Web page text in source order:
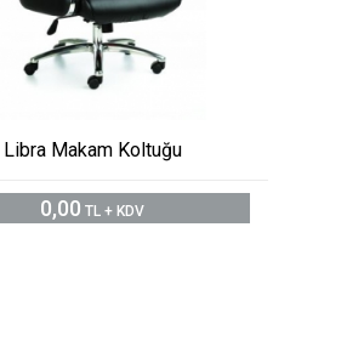
Libra Makam Koltuğu
0,00 TL + KDV